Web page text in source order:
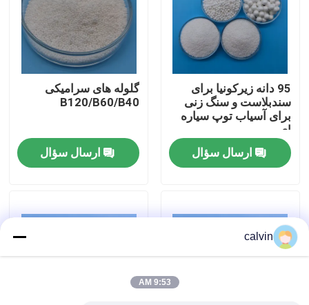
کارخانه تور
تماس با ما
درخواست نقل قول
بلست مهره سرامیکی
95 دانه زیرکونیا برای
سندبلاست و سنگ زنی
برای آسیاب توپ سیاره
ای
ارسال سؤال
گلوله های سرامیکی
B120/B60/B40
ارسال سؤال
calvin
9:53 AM